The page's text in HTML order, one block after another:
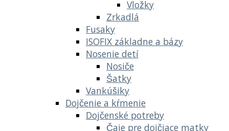
Vložky
Zrkadlá
Fusaky
ISOFIX základne a bázy
Nosenie detí
Nosiče
Šatky
Vankúšiky
Dojčenie a kŕmenie
Dojčenské potreby
Čaje pre dojčiace matky